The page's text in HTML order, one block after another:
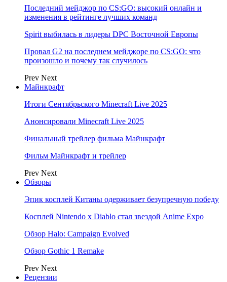
Последний мейджор по CS:GO: высокий онлайн и
изменения в рейтинге лучших команд
Spirit выбилась в лидеры DPC Восточной Европы
Провал G2 на последнем мейджоре по CS:GO: что
произошло и почему так случилось
Prev Next
Майнкрафт
Итоги Сентябрьского Minecraft Live 2025
Анонсировали Minecraft Live 2025
Финальный трейлер фильма Майнкрафт
Фильм Майнкрафт и трейлер
Prev Next
Обзоры
Эпик косплей Китаны одерживает безупречную победу
Косплей Nintendo x Diablo стал звездой Anime Expo
Обзор Halo: Campaign Evolved
Обзор Gothic 1 Remake
Prev Next
Рецензии